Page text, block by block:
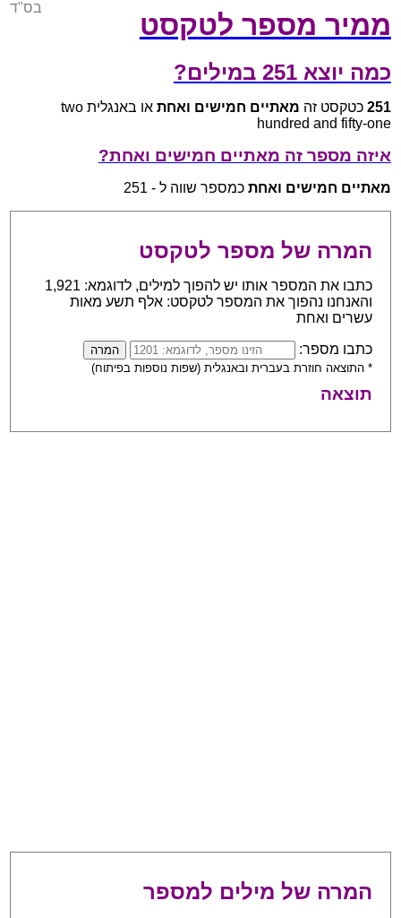
ממיר מספר לטקסט
בס"ד
כמה יוצא 251 במילים?
251 כטקסט זה מאתיים חמישים ואחת
או באנגלית two
hundred and fifty-one
איזה מספר זה מאתיים חמישים ואחת?
מאתיים חמישים ואחת כמספר שווה ל - 251
המרה של מספר לטקסט
כתבו את המספר אותו יש להפוך למילים, לדוגמא: 1,921
והאנחנו נהפוך את המספר לטקסט: אלף תשע מאות
עשרים ואחת
כתבו מספר:
* התוצאה חוזרת בעברית ובאנגלית (שפות נוספות בפיתוח)
תוצאה
המרה של מילים למספר